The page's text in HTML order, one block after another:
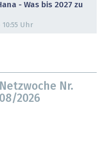
- Was bis 2027 zu
10:55 Uhr
Netzwoche Nr.
08/2026